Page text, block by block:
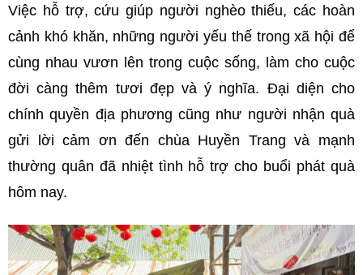
Việc hỗ trợ, cứu giúp người nghèo thiếu, các hoàn
cảnh khó khăn, những người yếu thế trong xã hội để
cùng nhau vươn lên trong cuộc sống, làm cho cuộc
đời càng thêm tươi đẹp và ý nghĩa. Đại diện cho
chính quyền địa phương cũng như người nhận quà
gửi lời cảm ơn đến chùa Huyền Trang và mạnh
thường quân đã nhiệt tình hỗ trợ cho buổi phát quà
hôm nay.